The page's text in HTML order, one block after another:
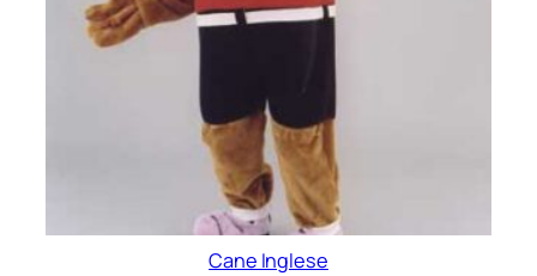
Cane Inglese